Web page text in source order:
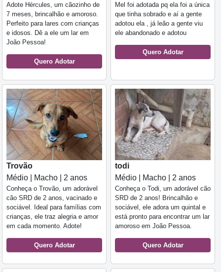
Adote Hércules, um cãozinho de
7 meses, brincalhão e amoroso.
Perfeito para lares com crianças
e idosos. Dê a ele um lar em
João Pessoa!
Quero Adotar
Mel foi adotada pq ela foi a única
que tinha sobrado e aí a gente
adotou ela , já leão a gente viu
ele abandonado e adotou
Quero Adotar
Trovão
Médio | Macho | 2 anos
Conheça o Trovão, um adorável
cão SRD de 2 anos, vacinado e
sociável. Ideal para famílias com
crianças, ele traz alegria e amor
em cada momento. Adote!
Quero Adotar
todi
Médio | Macho | 2 anos
Conheça o Todi, um adorável cão
SRD de 2 anos! Brincalhão e
sociável, ele adora um quintal e
está pronto para encontrar um lar
amoroso em João Pessoa.
Quero Adotar